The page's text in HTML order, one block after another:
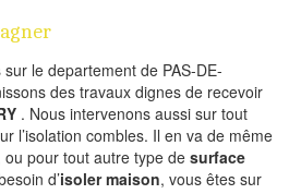
le departement de PAS-DE-
des travaux dignes de recevoir
. Nous intervenons aussi sur tout
l’isolation combles. Il en va de même
ou pour tout autre type de surface
d’isoler maison, vous êtes sur